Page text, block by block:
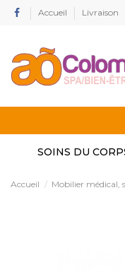
Accueil Livraison
SOINS DU
Accueil Mobilier médical,